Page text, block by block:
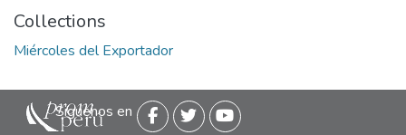
Collections
Miércoles del Exportador
Siguenos en